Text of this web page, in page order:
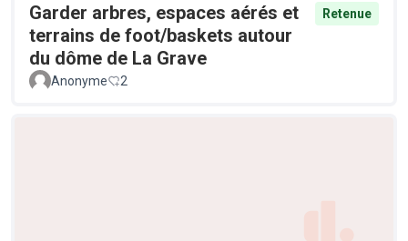
Garder arbres, espaces aérés et
terrains de foot/baskets autour
du dôme de La Grave
Retenue
Anonyme 2